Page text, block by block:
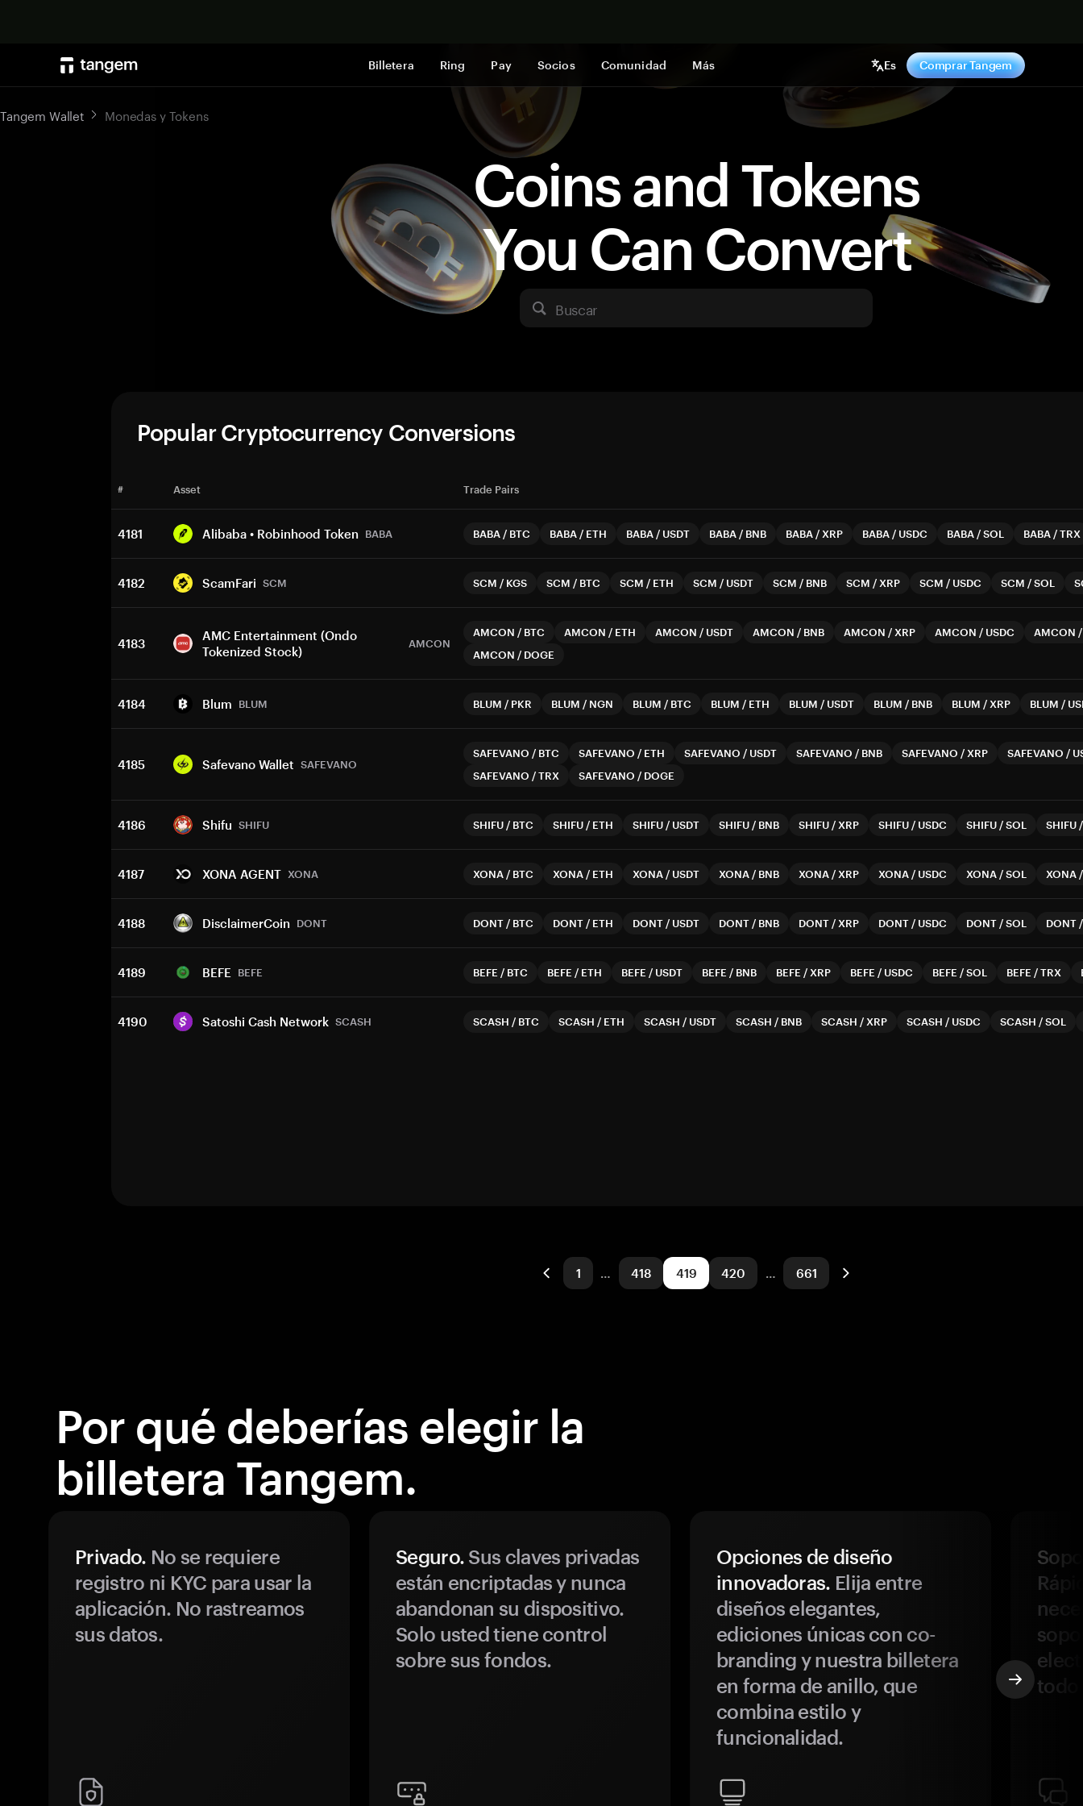
Billetera Ring Pay Socios Comunidad Más Es Comprar Tangem
Coins and Tokens
You Can Convert
Buscar
Tangem Wallet Monedas y Tokens
Popular Cryptocurrency Conversions
# Asset Trade Pairs
4181 Alibaba • Robinhood Token BABA BABA / BTC BABA / ETH BABA / USDT BABA / BNB BABA / XRP BABA / USDC BABA /SOL BABA /TRX
4182 ScamFari SCM SCM / KGS SCM / BTC SCM / ETH SCM / USDT SCM / BNB SCM / XRP SCM / USDC SCM /SOL
4183
AMC Entertainment (Ondo
Tokenized Stock)
AMCON
AMCON / BTC AMCON / ETH AMCON / USDT AMCON / BNB AMCON / XRP AMCON / USDC AMCON
AMCON / DOGE
4184 Blum BLUM BLUM / PKR BLUM / NGN BLUM / BTC BLUM / ETH BLUM / USDT BLUM / BNB BLUM / XRP BLUM /
4185 Safevano Wallet SAFEVANO
SAFEVANO / BTC SAFEVANO / ETH SAFEVANO / USDT SAFEVANO / BNB SAFEVANO / XRP SAFEVANO /
SAFEVANO /TRX SAFEVANO / DOGE
4186 Shifu SHIFU SHIFU / BTC SHIFU / ETH SHIFU / USDT SHIFU / BNB SHIFU / XRP SHIFU / USDC SHIFU /SOL SHIFU
4187 XONA AGENT XONA XONA / BTC XONA / ETH XONA / USDT XONA / BNB XONA / XRP XONA / USDC XONA /SOL XONA
4188 DisclaimerCoin DONT DONT / BTC DONT / ETH DONT / USDT DONT / BNB DONT / XRP DONT / USDC DONT /SOL DONT
4189 BEFE BEFE BEFE / BTC BEFE / ETH BEFE / USDT BEFE / BNB BEFE / XRP BEFE / USDC BEFE /SOL BEFE /TRX
4190 Satoshi Cash Network SCASH SCASH / BTC SCASH / ETH SCASH / USDT SCASH / BNB SCASH / XRP SCASH / USDC SCASH /SOL
1 … 418 419 420 … 661
Por qué deberías elegir la
billetera Tangem.
Privado. No se requiere
registro ni KYC para usar la
aplicación. No rastreamos
sus datos.
Seguro. Sus claves privadas
están encriptadas y nunca
abandonan su dispositivo.
Solo usted tiene control
sobre sus fondos.
Opciones de diseño
innovadoras. Elija entre
diseños elegantes,
ediciones únicas con co-
branding y nuestra billetera
en forma de anillo, que
combina estilo y
funcionalidad.
todo